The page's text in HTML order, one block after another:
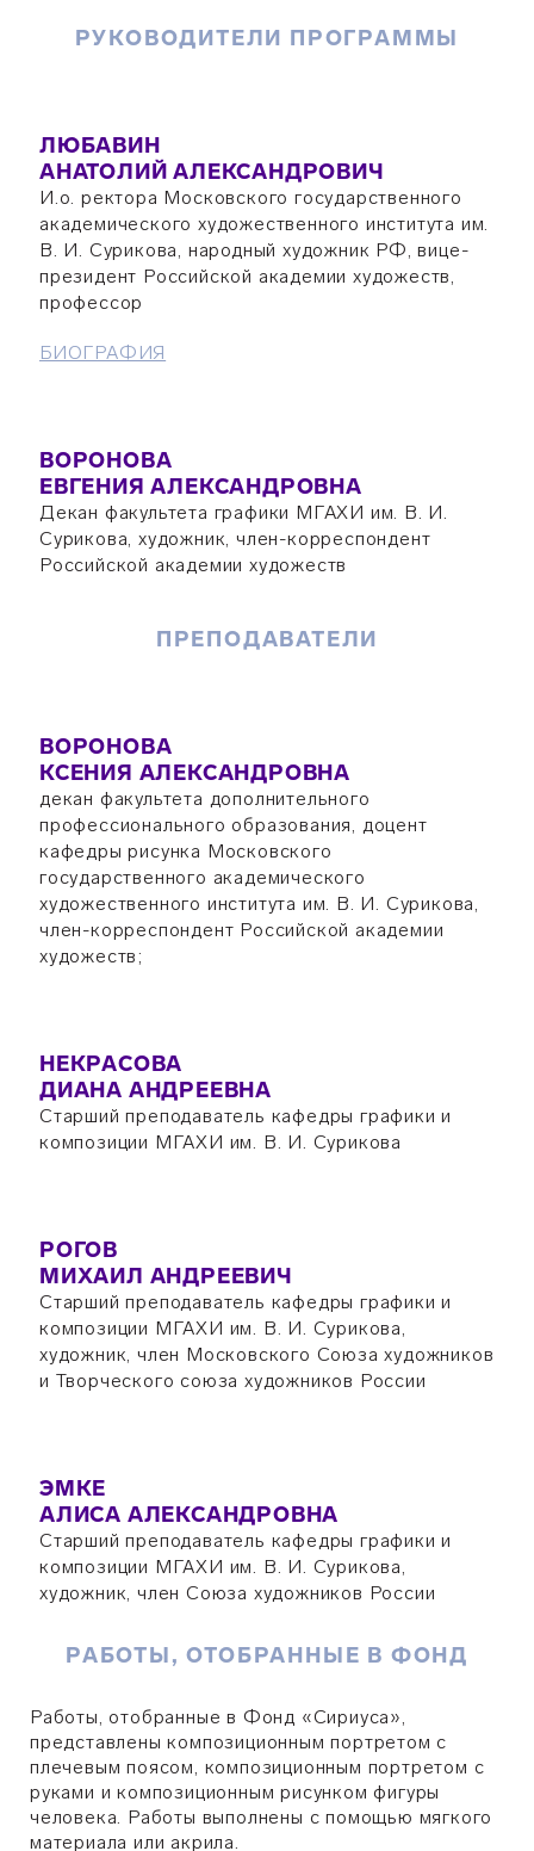
РУКОВОДИТЕЛИ ПРОГРАММЫ
ЛЮБАВИН
АНАТОЛИЙ АЛЕКСАНДРОВИЧ
И.о. ректора Московского государственного
академического художественного института им.
В. И. Сурикова, народный художник РФ, вице-
президент Российской академии художеств,
профессор
БИОГРАФИЯ
ВОРОНОВА
ЕВГЕНИЯ АЛЕКСАНДРОВНА
Декан факультета графики МГАХИ им. В. И.
Сурикова, художник, член-корреспондент
Российской академии художеств
ПРЕПОДАВАТЕЛИ
ВОРОНОВА
КСЕНИЯ АЛЕКСАНДРОВНА
декан факультета дополнительного
профессионального образования, доцент
кафедры рисунка Московского
государственного академического
художественного института им. В. И. Сурикова,
член-корреспондент Российской академии
художеств;
НЕКРАСОВА
ДИАНА АНДРЕЕВНА
Старший преподаватель кафедры графики и
композиции МГАХИ им. В. И. Сурикова
РОГОВ
МИХАИЛ АНДРЕЕВИЧ
Старший преподаватель кафедры графики и
композиции МГАХИ им. В. И. Сурикова,
художник, член Московского Союза художников
и Творческого союза художников России
ЭМКЕ
АЛИСА АЛЕКСАНДРОВНА
Старший преподаватель кафедры графики и
композиции МГАХИ им. В. И. Сурикова,
художник, член Союза художников России
РАБОТЫ, ОТОБРАННЫЕ В ФОНД
Работы, отобранные в Фонд «Сириуса»,
представлены композиционным портретом с
плечевым поясом, композиционным портретом с
руками и композиционным рисунком фигуры
человека. Работы выполнены с помощью мягкого
материала или акрила.